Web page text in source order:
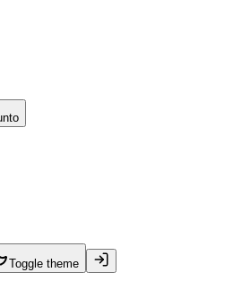
Toggle theme